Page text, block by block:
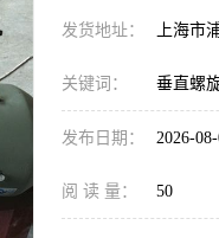
发货地址： 上海市
关键词： 垂直螺
发布日期： 2026-
阅 读 量： 50